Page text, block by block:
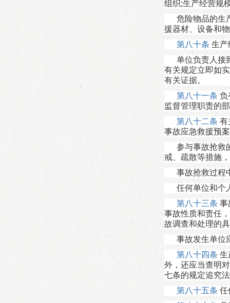
组织;生产经营规
危险物品的生
援器材、设备和
第八十条 生产
单位负责人接
有关规定立即如
有关证据。
第八十一条 负
监督管理职责的
第八十二条 有
事故应急救援预
参与事故抢救
戒、疏散等措施
事故抢救过程
任何单位和个
第八十三条 事
事故性质和责任
故调查和处理的
事故发生单位
第八十四条 生
外，还应当查明
七条的规定追究
第八十五条 任